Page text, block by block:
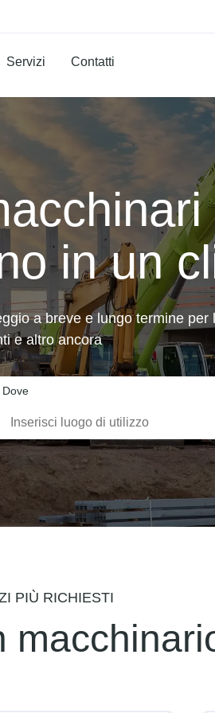
Servizi Contatti
in un
a breve e lungo termine per
e altro ancora
Dove
PIÙ RICHIESTI